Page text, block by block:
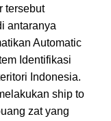
tersebut
antaranya
Automatic
Identifikasi
Indonesia.
ship to
zat yang